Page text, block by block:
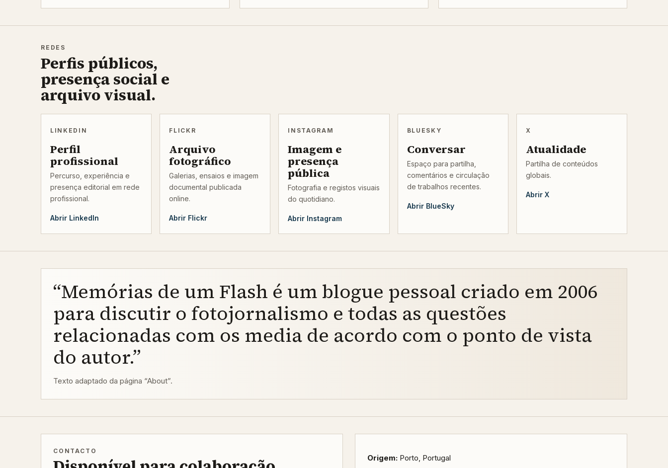
REDES
Perfis públicos,
presença social e
arquivo visual.
LINKEDIN
Perfil
profissional
Percurso, experiência e
presença editorial em rede
profissional.
Abrir LinkedIn
FLICKR
Arquivo
fotográfico
Galerias, ensaios e imagem
documental publicada
online.
Abrir Flickr
INSTAGRAM
Imagem e
presença
pública
Fotografia e registos visuais
do quotidiano.
Abrir Instagram
BLUESKY
Conversar
Espaço para partilha,
comentários e circulação
de trabalhos recentes.
Abrir BlueSky
X
Atualidade
Partilha de conteúdos
globais.
Abrir X
“Memórias de um Flash é um blogue pessoal criado em 2006
para discutir o fotojornalismo e todas as questões
relacionadas com os media de acordo com o ponto de vista
do autor.”
Texto adaptado da página “About”.
CONTACTO
Origem: Porto, Portugal